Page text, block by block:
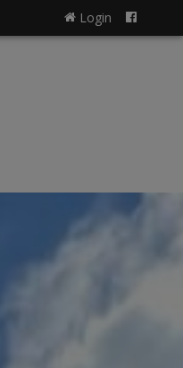
Login